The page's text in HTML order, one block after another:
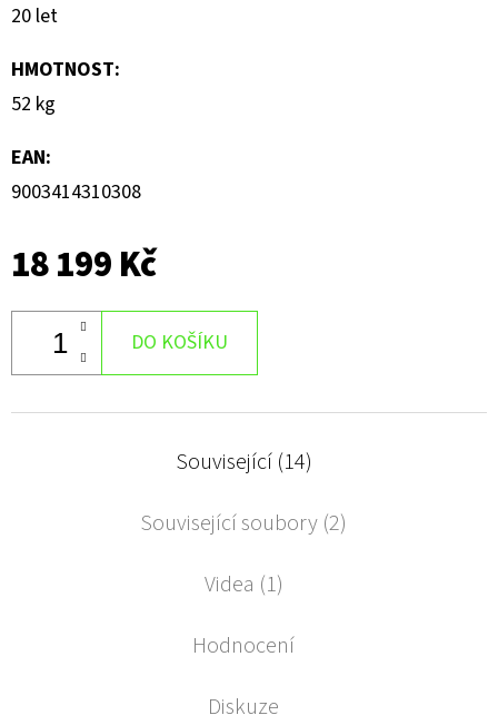
20 let
HMOTNOST:
52 kg
EAN:
9003414310308
18 199 Kč
DO KOŠÍKU
Související (14)
Související soubory (2)
Videa (1)
Hodnocení
Diskuze